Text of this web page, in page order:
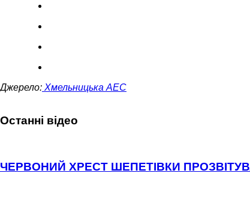
Джерело: Хмельницька АЕС
Останні відео
ЧЕРВОНИЙ ХРЕСТ ШЕПЕТІВКИ